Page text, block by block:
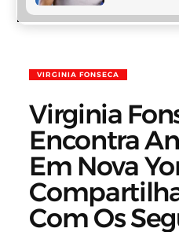
MENU
VIRGINIA FONSECA
Virginia
Encontra
Em Nova
Com Os